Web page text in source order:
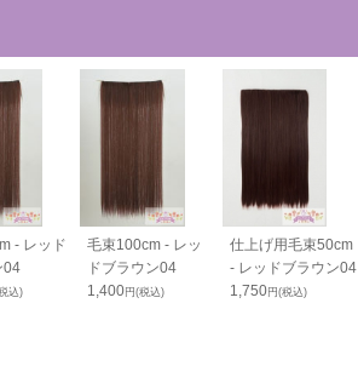
- レッド
04
込)
毛束100cm - レッ
ドブラウン04
1,400円(税込)
仕上げ用毛束50cm
- レッドブラウン04
1,750円(税込)